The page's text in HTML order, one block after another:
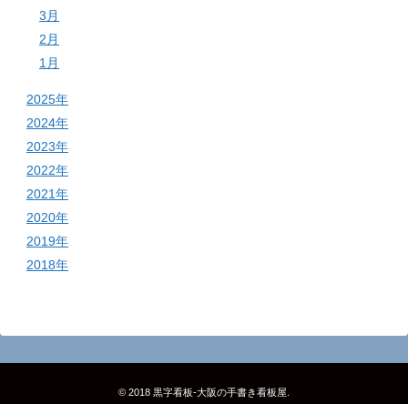
3月
2月
1月
2025年
2024年
2023年
2022年
2021年
2020年
2019年
2018年
© 2018 黒字看板‐大阪の手書き看板屋